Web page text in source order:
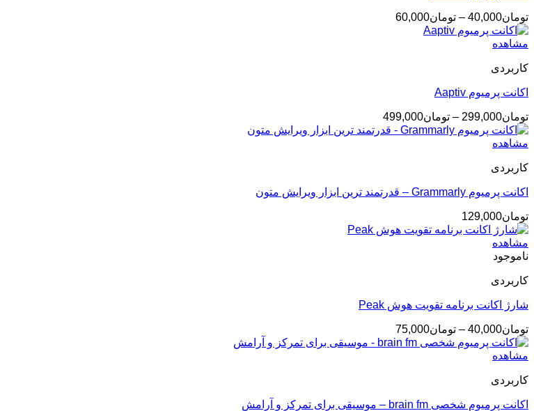
تومان40,000
– تومان60,000محدوده
مشاهده
کاربردی
اکانت پرمیوم Aaptiv
تومان299,000
– تومان499,000محدوده
قیمت:
مشاهده
کاربردی
اکانت پرمیوم Grammarly – قدرتمند ترین ابزار ویرایش متون
تومان129,000
مشاهده
ناموجود
کاربردی
شارژ اکانت برنامه تقویت هوش Peak
تومان40,000
– تومان75,000محدوده
قیمت:
مشاهده
کاربردی
اکانت پرمیوم شخصی brain fm – موسیقی برای تمرکز و آرامش